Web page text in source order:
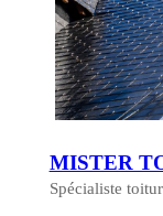
MISTER
Spécialiste